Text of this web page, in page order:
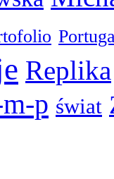
Replika
p świat